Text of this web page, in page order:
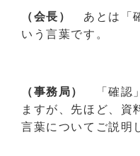
（会長）
あとは「
いう言葉です。
（事務局）
「確認
ますが、先ほど、資
言葉についてご説明